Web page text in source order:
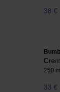
38 €
250 ml
33 €